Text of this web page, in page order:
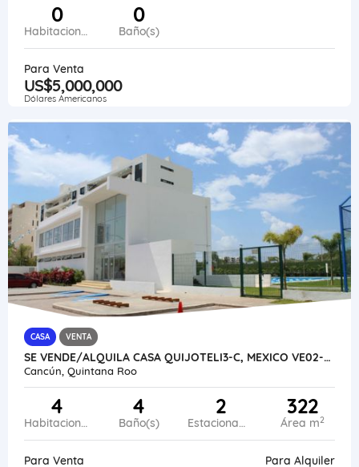
0
Habitaciones
0
Baño(s)
Para Venta
US$5,000,000
Dólares Americanos
CASA VENTA
SE VENDE/ALQUILA CASA QUIJOTELI3-C, MEXICO VE02-383MEX-CO
Cancún, Quintana Roo
4
Habitaciones
4
Baño(s)
2
Estacionamiento
322
Área m2
Para Venta Para Alquiler